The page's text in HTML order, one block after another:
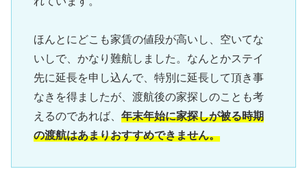
ほんとにどこも家賃の値段が高いし、空いてな
いしで、かなり難航しました。なんとかステイ
先に延長を申し込んで、特別に延長して頂き事
なきを得ましたが、渡航後の家探しのことも考
えるのであれば、 年末年始に家探しが被る時期
の渡航はあまりおすすめできません。